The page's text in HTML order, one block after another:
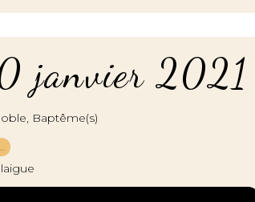
janvier 2021
, Baptême(s)